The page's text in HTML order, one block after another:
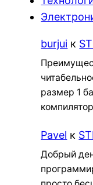
burjui к
размер 1
Pavel к
Добрый